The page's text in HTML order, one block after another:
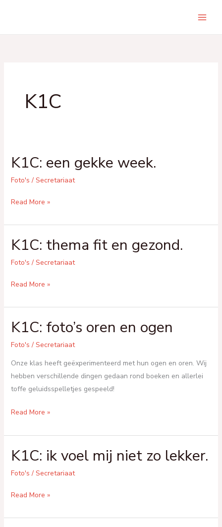
K1C
K1C: een gekke week.
Foto's / Secretariaat
K1C:
gekke
week.
Read More »
K1C: thema fit en gezond.
Foto's / Secretariaat
K1C:
fit
en
Read More »
K1C: foto’s oren en ogen
Foto's / Secretariaat
Onze klas heeft geëxperimenteerd met hun ogen en oren. Wij
hebben verschillende dingen gedaan rond boeken en allerlei
toffe geluidsspelletjes gespeeld!
K1C:
oren
en
ogen
Read More »
K1C: ik voel mij niet zo lekker.
Foto's / Secretariaat
K1C:
voel
Read More »